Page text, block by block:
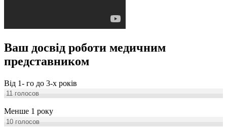
Ваш досвід роботи медичним
представником
Від 1- го до 3-х років
11 голосов
Менше 1 року
10 голосов